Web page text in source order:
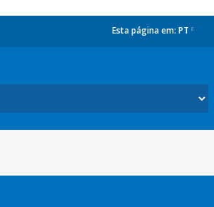
Esta página em: PT